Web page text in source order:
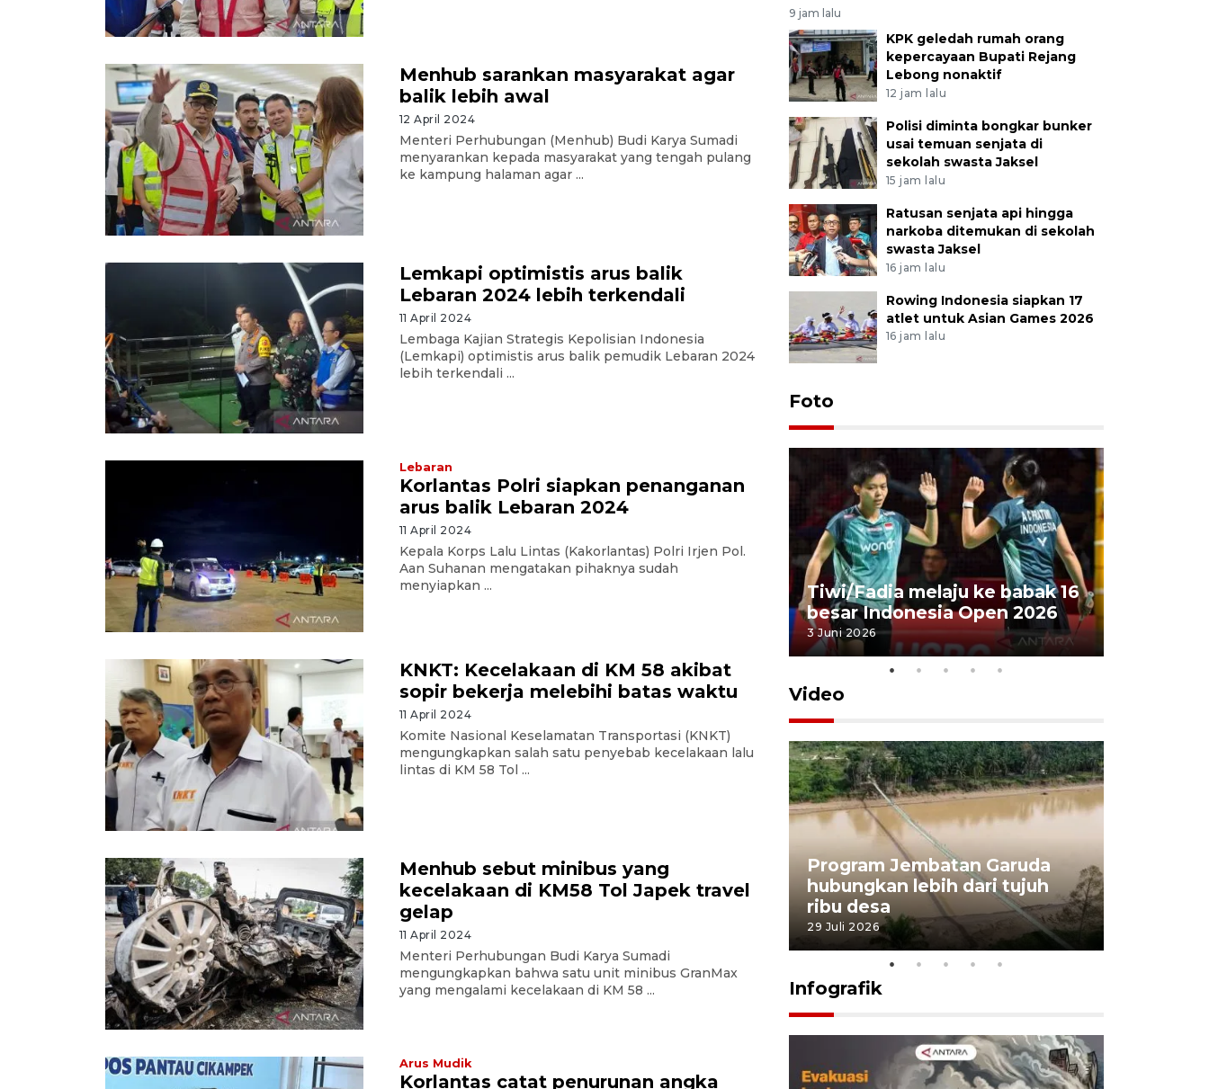
Menhub sarankan masyarakat agar
balik lebih awal
12 April 2024
Menteri Perhubungan (Menhub) Budi Karya Sumadi
menyarankan kepada masyarakat yang tengah pulang
ke kampung halaman agar ...
Lemkapi optimistis arus balik
Lebaran 2024 lebih terkendali
11 April 2024
Lembaga Kajian Strategis Kepolisian Indonesia
(Lemkapi) optimistis arus balik pemudik Lebaran 2024
lebih terkendali ...
Lebaran
Korlantas Polri siapkan penanganan
arus balik Lebaran 2024
11 April 2024
Kepala Korps Lalu Lintas (Kakorlantas) Polri Irjen Pol.
Aan Suhanan mengatakan pihaknya sudah
menyiapkan ...
KNKT: Kecelakaan di KM 58 akibat
sopir bekerja melebihi batas waktu
11 April 2024
Komite Nasional Keselamatan Transportasi (KNKT)
mengungkapkan salah satu penyebab kecelakaan lalu
lintas di KM 58 Tol ...
Menhub sebut minibus yang
kecelakaan di KM58 Tol Japek travel
gelap
11 April 2024
Menteri Perhubungan Budi Karya Sumadi
mengungkapkan bahwa satu unit minibus GranMax
yang mengalami kecelakaan di KM 58 ...
Arus Mudik
Korlantas catat penurunan angka
9 jam lalu
KPK geledah rumah orang
kepercayaan Bupati Rejang
Lebong nonaktif
12 jam lalu
Polisi diminta bongkar bunker
usai temuan senjata di
sekolah swasta Jaksel
15 jam lalu
Ratusan senjata api hingga
narkoba ditemukan di sekolah
swasta Jaksel
16 jam lalu
Rowing Indonesia siapkan 17
atlet untuk Asian Games 2026
16 jam lalu
Foto
Lebaran Betawi 2026, ajang
silaturahim masyarakat dan
Tiwi/Fadia melaju ke babak 16
besar Indonesia Open 2026
3 Juni 2026
Video
Gabung Persebaya, striker
timnas Ramadhan Sananta
kembali asah naluri
Program Jembatan Garuda
hubungkan lebih dari tujuh
ribu desa
29 Juli 2026
Infografik